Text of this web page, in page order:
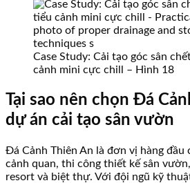
Case Study: Cải tạo góc sân
cảnh mini cực chill – Hình 18
Tại sao nên chọn Đá
dự án cải tạo sân vườn
Đá Cảnh Thiên An là đơn vị hàng
cảnh quan, thi công thiết kế sân
resort và biệt thự. Với đội ngũ kỹ